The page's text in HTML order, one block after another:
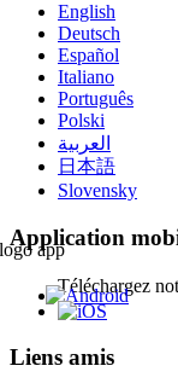
English
Deutsch
Español
Italiano
Português
Polski
العربية
日本語
Slovensky
Application
Téléchargez
Liens amis